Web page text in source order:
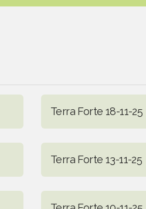
Terra Forte 18-11-25
Terra Forte 13-11-25